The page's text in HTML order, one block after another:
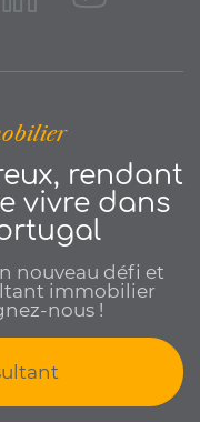
rendant
vivre dans
nouveau défi et
immobilier
nous !